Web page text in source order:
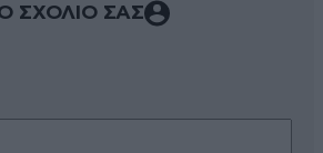
ΣΧΟΛΙΟ ΣΑΣ